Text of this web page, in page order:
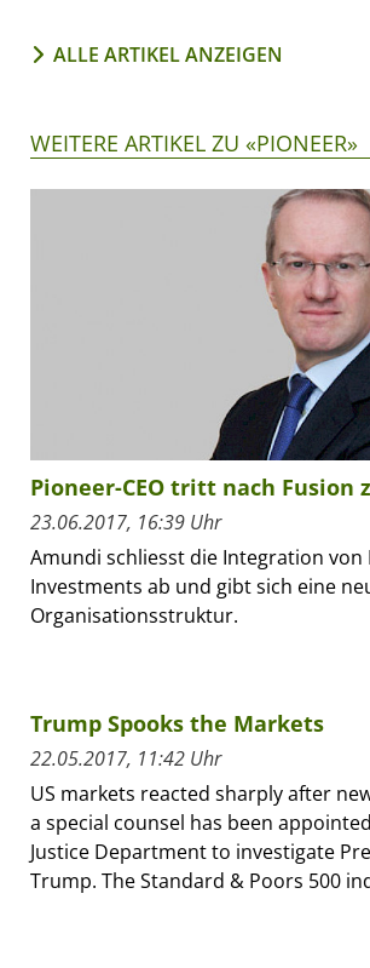
ALLE ARTIKEL ANZEIGEN
WEITERE ARTIKEL ZU «PIONEER»
Pioneer-CEO tritt nach Fusion
23.06.2017, 16:39 Uhr
Amundi schliesst die Integration von
Investments ab und gibt sich eine
Organisationsstruktur.
Trump Spooks the Markets
22.05.2017, 11:42 Uhr
US markets reacted sharply after
a special counsel has been
Justice Department to investigate
Trump. The Standard & Poors 500